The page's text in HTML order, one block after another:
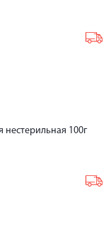
нестерильная 100г